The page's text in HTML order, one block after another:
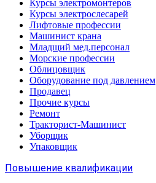
Курсы электромонтеров
Курсы электрослесарей
Лифтовые профессии
Машинист крана
Младщий мед.персонал
Морские профессии
Облицовщик
Оборудование под давлением
Продавец
Прочие курсы
Ремонт
Тракторист-Машинист
Уборщик
Упаковщик
Повышение квалификации